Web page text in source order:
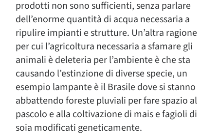
prodotti non sono sufficienti, senza parlare
dell’enorme quantità di acqua necessaria a
ripulire impianti e strutture. Un’altra ragione
per cui l’agricoltura necessaria a sfamare gli
animali è deleteria per l’ambiente è che sta
causando l’estinzione di diverse specie, un
esempio lampante è il Brasile dove si stanno
abbattendo foreste pluviali per fare spazio al
pascolo e alla coltivazione di mais e fagioli di
soia modificati geneticamente.